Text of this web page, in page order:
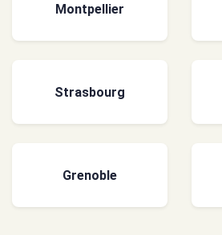
Montpellier
Strasbourg
Grenoble